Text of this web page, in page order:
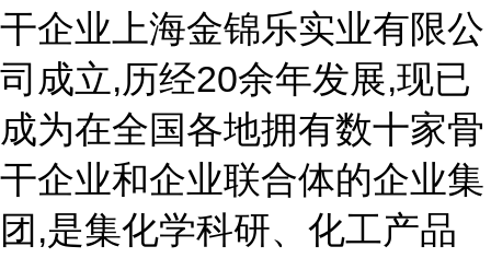
干企业上海金锦乐实业有限公
司成立,历经20余年发展,现已
成为在全国各地拥有数十家骨
干企业和企业联合体的企业集
团,是集化学科研、化工产品